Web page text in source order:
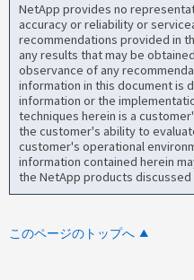
NetApp provides no
accuracy or reliability or
recommendations provided in
any results that may be
observance of any
information in this document is
information or the
techniques herein is a
the customer's ability to
customer's operational
information contained herein
the NetApp products discussed
このページのトップへ